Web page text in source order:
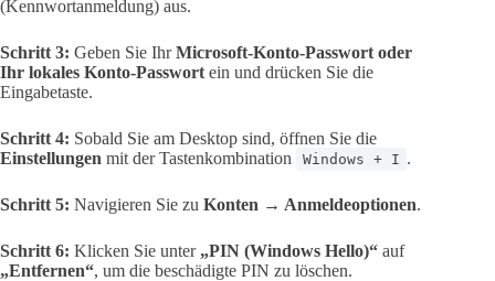
(Kennwortanmeldung) aus.
Schritt 3: Geben Sie IhrMicrosoft-Konto-Passwort oder
Ihr lokales Konto-Passwort ein und drücken Sie die
Eingabetaste.
Schritt 4: Sobald Sie am Desktop sind, öffnen Sie die
Einstellungen mit der Tastenkombination Windows + I .
Schritt 5: Navigieren Sie zu Konten → Anmeldeoptionen.
Schritt 6: Klicken Sie unter „PIN (Windows Hello)“ auf
„Entfernen“, um die beschädigte PIN zu löschen.